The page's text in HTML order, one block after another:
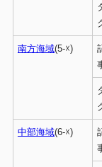
南方海域(5-☓)
中部海域(6-☓)